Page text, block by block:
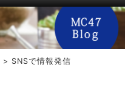
> SNSで情報発信